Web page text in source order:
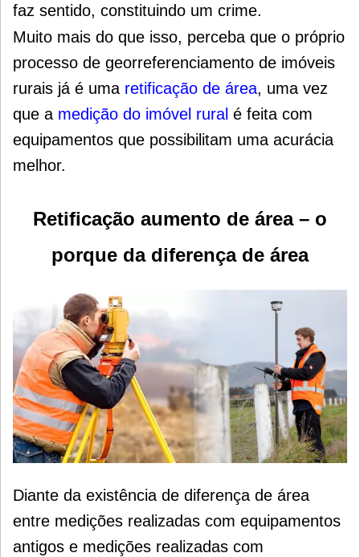
faz sentido, constituindo um crime.
Muito mais do que isso, perceba que o próprio
processo de georreferenciamento de imóveis
rurais já é uma retificação de área, uma vez
que a medição do imóvel rural é feita com
equipamentos que possibilitam uma acurácia
melhor.
Retificação aumento de área – o
porque da diferença de área
Diante da existência de diferença de área
entre medições realizadas com equipamentos
antigos e medições realizadas com